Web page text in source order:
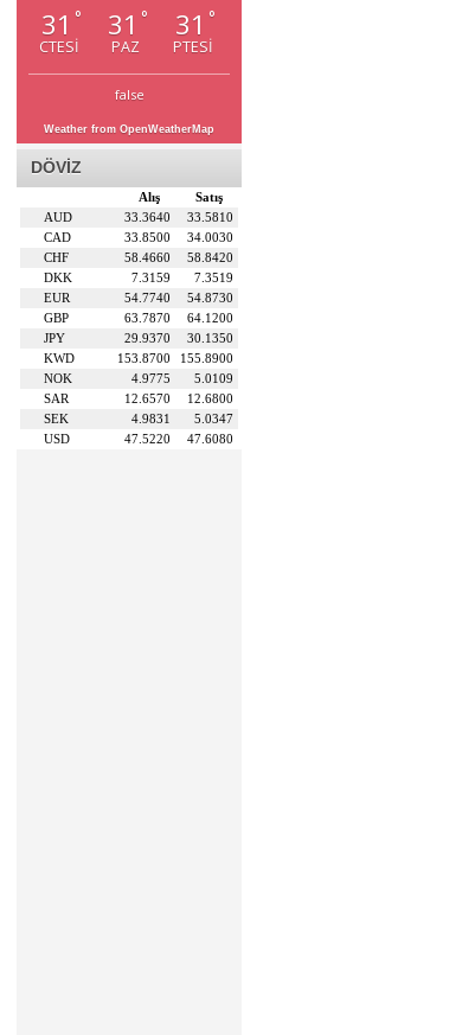
31 °
CTESI
31 °
PAZ
31 °
PTESI
false
Weather from OpenWeatherMap
DÖVİZ
Satış
Alış
AUD
33.5810
33.3640
CAD
34.0030
33.8500
CHF
58.8420
58.4660
DKK
7.3519
7.3159
EUR
54.8730
54.7740
GBP
64.1200
63.7870
JPY
30.1350
29.9370
KWD
155.8900
153.8700
NOK
5.0109
4.9775
SAR
12.6800
12.6570
SEK
5.0347
4.9831
USD
47.6080
47.5220